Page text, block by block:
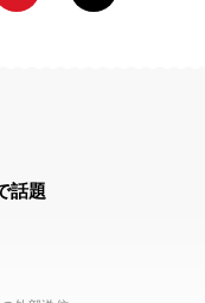
話題